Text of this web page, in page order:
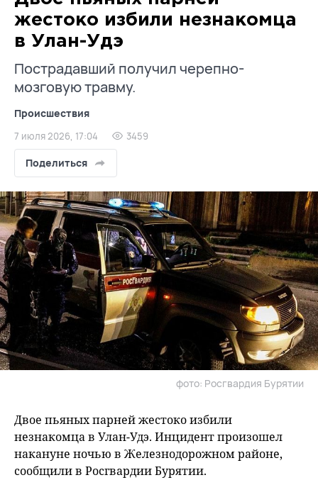
жестоко избили незнакомца
в Улан-Удэ
Пострадавший получил черепно-
мозговую травму.
Происшествия
7 июля 2026, 17:04 3459
Поделиться
фото: Росгвардия Бурятии
Двое пьяных парней жестоко избили
незнакомца в Улан-Удэ. Инцидент произошел
накануне ночью в Железнодорожном районе,
сообщили в Росгвардии Бурятии.